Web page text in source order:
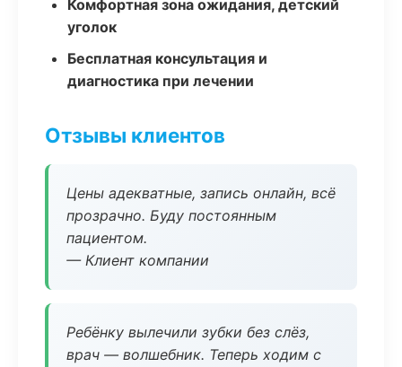
Комфортная зона ожидания, детский
уголок
Бесплатная консультация и
диагностика при лечении
Отзывы клиентов
Цены адекватные, запись онлайн, всё
прозрачно. Буду постоянным
пациентом.
— Клиент компании
Ребёнку вылечили зубки без слёз,
врач — волшебник. Теперь ходим с